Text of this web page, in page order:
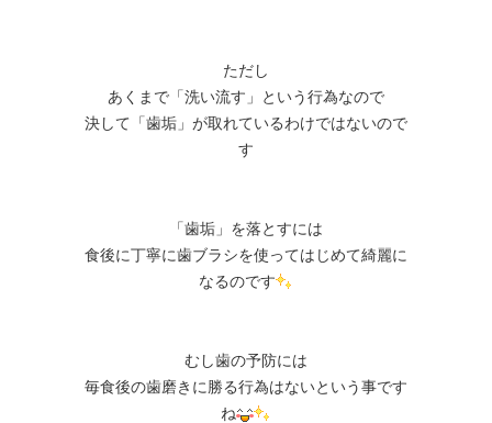
ただし
あくまで「洗い流す」という行為なので
決して「歯垢」が取れているわけではないので
す
「歯垢」を落とすには
食後に丁寧に歯ブラシを使ってはじめて綺麗に
なるのです
むし歯の予防には
毎食後の歯磨きに勝る行為はないという事です
ね